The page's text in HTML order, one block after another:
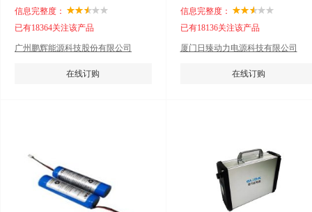
信息完整度：
已有18364关注该产品
广州鹏辉能源科技股份有限公司
在线订购
信息完整度：
已有18136关注该产品
厦门日臻动力电源科技有限公司
在线订购